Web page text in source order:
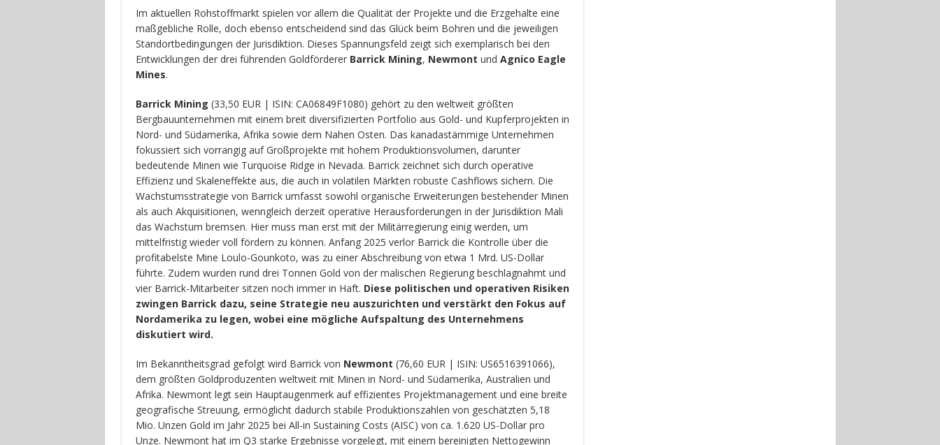
Im aktuellen Rohstoffmarkt spielen vor allem die Qualität der Projekte und die Erzgehalte eine
maßgebliche Rolle, doch ebenso entscheidend sind das Glück beim Bohren und die jeweiligen
Standortbedingungen der Jurisdiktion. Dieses Spannungsfeld zeigt sich exemplarisch bei den
Entwicklungen der drei führenden Goldförderer Barrick Mining, Newmont und Agnico Eagle
Mines.
Barrick Mining (33,50 EUR | ISIN: CA06849F1080) gehört zu den weltweit größten
Bergbauunternehmen mit einem breit diversifizierten Portfolio aus Gold- und Kupferprojekten in
Nord- und Südamerika, Afrika sowie dem Nahen Osten. Das kanadastämmige Unternehmen
fokussiert sich vorrangig auf Großprojekte mit hohem Produktionsvolumen, darunter
bedeutende Minen wie Turquoise Ridge in Nevada. Barrick zeichnet sich durch operative
Effizienz und Skaleneffekte aus, die auch in volatilen Märkten robuste Cashflows sichern. Die
Wachstumsstrategie von Barrick umfasst sowohl organische Erweiterungen bestehender Minen
als auch Akquisitionen, wenngleich derzeit operative Herausforderungen in der Jurisdiktion Mali
das Wachstum bremsen. Hier muss man erst mit der Militärregierung einig werden, um
mittelfristig wieder voll fördern zu können. Anfang 2025 verlor Barrick die Kontrolle über die
profitabelste Mine Loulo-Gounkoto, was zu einer Abschreibung von etwa 1 Mrd. US-Dollar
führte. Zudem wurden rund drei Tonnen Gold von der malischen Regierung beschlagnahmt und
vier Barrick-Mitarbeiter sitzen noch immer in Haft. Diese politischen und operativen Risiken
zwingen Barrick dazu, seine Strategie neu auszurichten und verstärkt den Fokus auf
Nordamerika zu legen, wobei eine mögliche Aufspaltung des Unternehmens
diskutiert wird.
Im Bekanntheitsgrad gefolgt wird Barrick von Newmont (76,60 EUR | ISIN: US6516391066),
dem größten Goldproduzenten weltweit mit Minen in Nord- und Südamerika, Australien und
Afrika. Newmont legt sein Hauptaugenmerk auf effizientes Projektmanagement und eine breite
geografische Streuung, ermöglicht dadurch stabile Produktionszahlen von geschätzten 5,18
Mio. Unzen Gold im Jahr 2025 bei All-in Sustaining Costs (AISC) von ca. 1.620 US-Dollar pro
Unze. Newmont hat im Q3 starke Ergebnisse vorgelegt, mit einem bereinigten Nettogewinn